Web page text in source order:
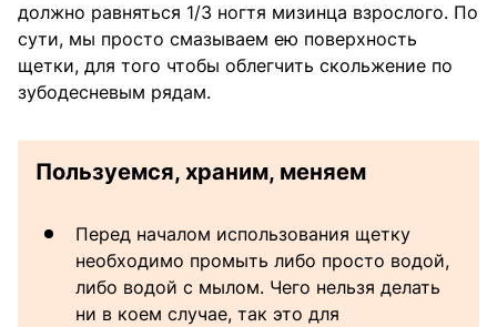
должно равняться 1/3 ногтя мизинца взрослого. По
сути, мы просто смазываем ею поверхность
щетки, для того чтобы облегчить скольжение по
зубодесневым рядам.
Пользуемся, храним, меняем
Перед началом использования щетку
необходимо промыть либо просто водой,
либо водой с мылом. Чего нельзя делать
ни в коем случае, так это для